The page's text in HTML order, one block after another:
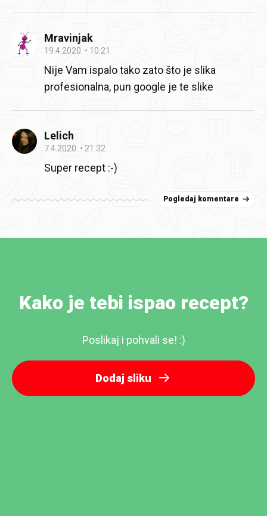
Mravinjak
19.4.2020. 10:21
Nije Vam ispalo tako zato što je slika
profesionalna, pun google je te slike
Lelich
7.4.2020. 21:32
Super recept :-)
Pogledaj komentare
Kako je tebi ispao recept?
Poslikaj i pohvali se! :)
Dodaj sliku